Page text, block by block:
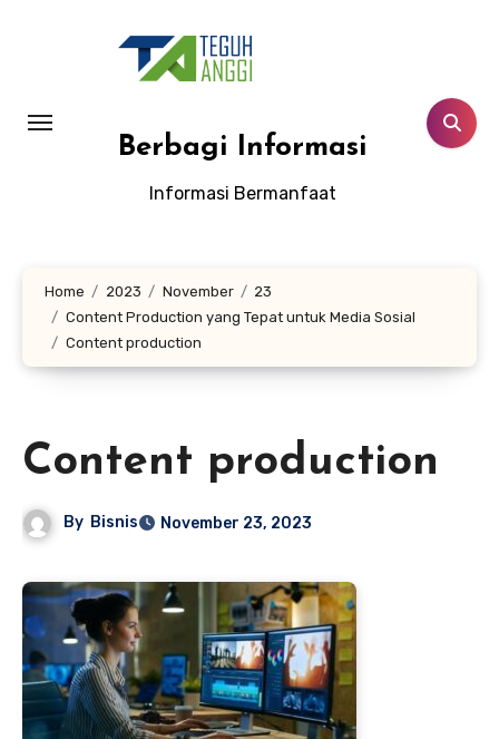
Berbagi Informasi
Informasi Bermanfaat
Home 2023 November
23
Content Production yang Tepat untuk Media Sosial
Content production
Content production
By Bisnis November 23, 2023